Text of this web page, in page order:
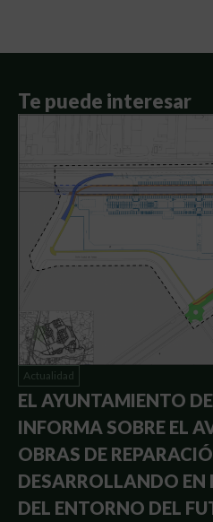
Te puede interesar
Actualidad
EL AYUNTAMIENTO
INFORMA SOBRE EL
OBRAS DE
DESARROLLANDO
DEL ENTORNO DEL